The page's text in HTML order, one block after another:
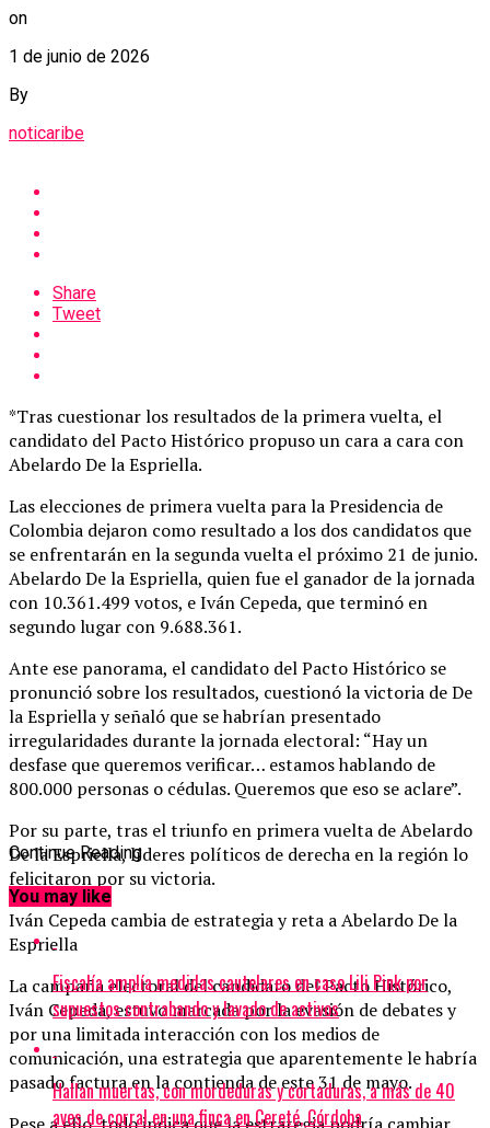
on
1 de junio de 2026
By
noticaribe
Share
Tweet
*Tras cuestionar los resultados de la primera vuelta, el
candidato del Pacto Histórico propuso un cara a cara con
Abelardo De la Espriella.
Las elecciones de primera vuelta para la Presidencia de
Colombia dejaron como resultado a los dos candidatos que
se enfrentarán en la segunda vuelta el próximo 21 de junio.
Abelardo De la Espriella, quien fue el ganador de la jornada
con 10.361.499 votos, e Iván Cepeda, que terminó en
segundo lugar con 9.688.361.
Ante ese panorama, el candidato del Pacto Histórico se
pronunció sobre los resultados, cuestionó la victoria de De
la Espriella y señaló que se habrían presentado
irregularidades durante la jornada electoral: “Hay un
desfase que queremos verificar… estamos hablando de
800.000 personas o cédulas. Queremos que eso se aclare”.
Por su parte, tras el triunfo en primera vuelta de Abelardo
De la Espriella, líderes políticos de derecha en la región lo
felicitaron por su victoria.
Iván Cepeda cambia de estrategia y reta a Abelardo De la
Espriella
La campaña electoral del candidato del Pacto Histórico,
Iván Cepeda, estuvo marcada por la evasión de debates y
por una limitada interacción con los medios de
comunicación, una estrategia que aparentemente le habría
pasado factura en la contienda de este 31 de mayo.
Continue Reading
You may like
Fiscalía amplía medidas cautelares en caso Lili Pink por
supuestos contrabando y lavado de activos
Hallan muertas, con mordeduras y cortaduras, a más de 40
aves de corral en una finca en Cereté, Córdoba